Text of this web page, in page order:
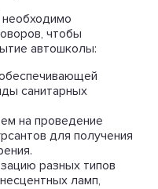
чтобы
автошколы:
санитарных
на проведение
для получения
разных типов
ламп,